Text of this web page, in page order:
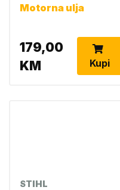
Motorna ulja
179,00
KM
Kupi
STIHL